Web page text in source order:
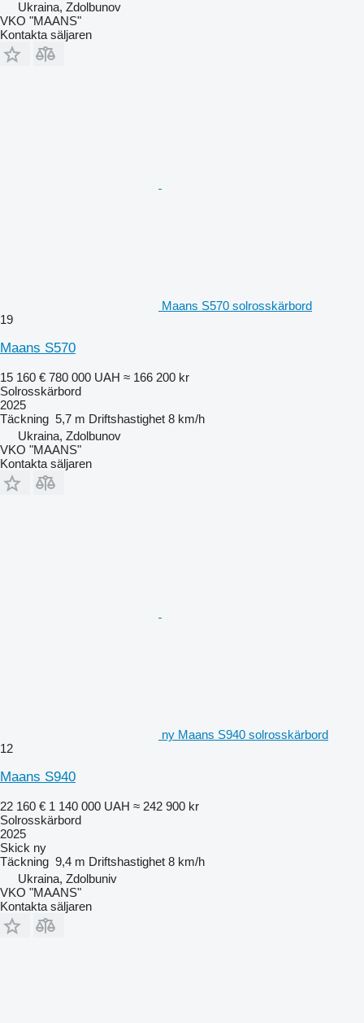
Ukraina, Zdolbunov
VKO "MAANS"
Kontakta säljaren
Maans S570 solrosskärbord
19
Maans S570
15 160 € 780 000 UAH ≈ 166 200 kr
Solrosskärbord
2025
Täckning 5,7 m Driftshastighet 8 km/h
Ukraina, Zdolbunov
VKO "MAANS"
Kontakta säljaren
ny Maans S940 solrosskärbord
12
Maans S940
22 160 € 1 140 000 UAH ≈ 242 900 kr
Solrosskärbord
2025
Skick ny
Täckning 9,4 m Driftshastighet 8 km/h
Ukraina, Zdolbuniv
VKO "MAANS"
Kontakta säljaren